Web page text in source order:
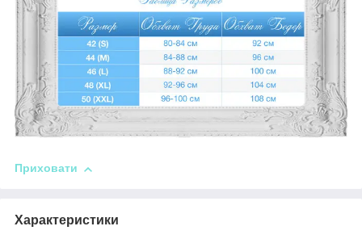
Приховати
Характеристики